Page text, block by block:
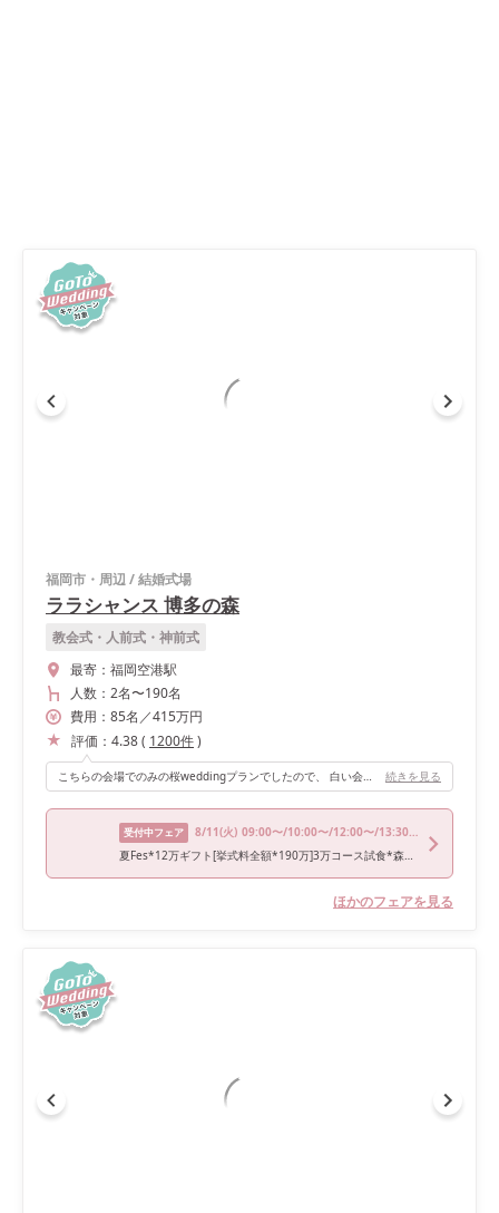
福岡市・周辺/結婚式場
ララシャンス 博多の森
教会式・人前式・神前式
最寄： 福岡空港駅
人数： 2名〜190名
費用： 85名 ／415万円
評価： 4.38( 1200件)
こちらの会場でのみの桜weddingプランでしたので、 白い会場に桜のピンクが映えてとても素敵な雰囲気です。 階段からの入場は憧れていたので、プリンセス階段があるところ！あと高砂の後ろが一面ガラスで、外はガーデンになっているので自由に出入り出来るところです。 続きを見る
受付中フェア 8/11(火) 09:00〜/10:00〜/12:00〜/13:30〜/18:00〜
夏Fes*12万ギフト[挙式料全額*190万]3万コース試食*森のチャペル
ほかのフェアを見る